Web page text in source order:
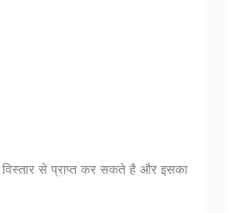
से प्राप्त कर सकते है और इसका